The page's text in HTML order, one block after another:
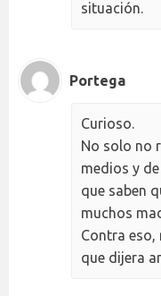
situación.
Portega
Curioso.
No solo no
medios y
que saben
muchos
Contra eso,
que dijera